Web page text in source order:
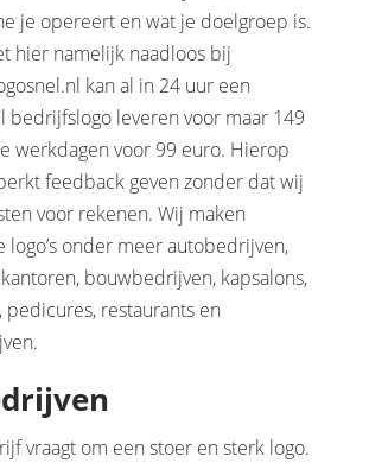
je opereert en wat je doelgroep is.
hier namelijk naadloos bij
kan al in 24 uur een
bedrijfslogo leveren voor maar 149
werkdagen voor 99 euro. Hierop
feedback geven zonder dat wij
voor rekenen. Wij maken
logo’s onder meer autobedrijven,
bouwbedrijven, kapsalons,
pedicures, restaurants en
vraagt om een stoer en sterk logo.